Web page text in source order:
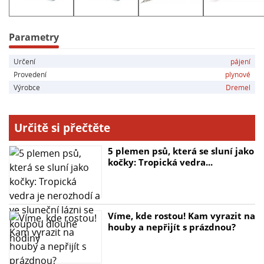
Parametry
Určení
pájení
Provedení
plynové
Výrobce
Dremel
Určitě si přečtěte
5 plemen psů, která se sluní jako
kočky: Tropická vedra...
Víme, kde rostou! Kam vyrazit na
houby a nepřijít s prázdnou?